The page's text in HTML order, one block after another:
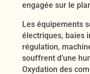
engagée sur le
Les équipements
électriques, baies
régulation,
souffrent d’une
Oxydation des